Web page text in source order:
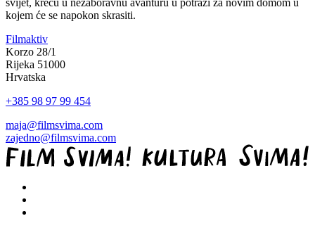
svijet, kreću u nezaboravnu avanturu u potrazi za novim domom u
kojem će se napokon skrasiti.
Filmaktiv
Korzo 28/1
Rijeka 51000
Hrvatska
+385 98 97 99 454
maja@filmsvima.com
zajedno@filmsvima.com